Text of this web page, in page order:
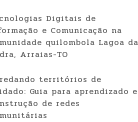
Digitais de
e Comunicação na
quilombola Lagoa da
Arraias-TO
territórios de
Guia para aprendizado e
de redes